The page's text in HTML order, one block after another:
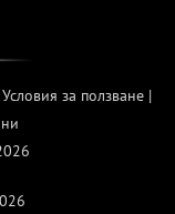
Условия за ползване|